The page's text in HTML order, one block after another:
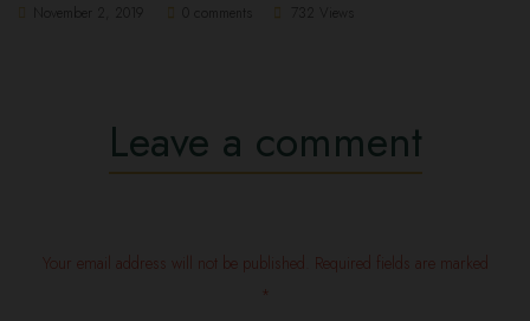
November 2, 2019 0 comments 732 Views
Leave a comment
Your email address will not be published. Required fields are marked
*